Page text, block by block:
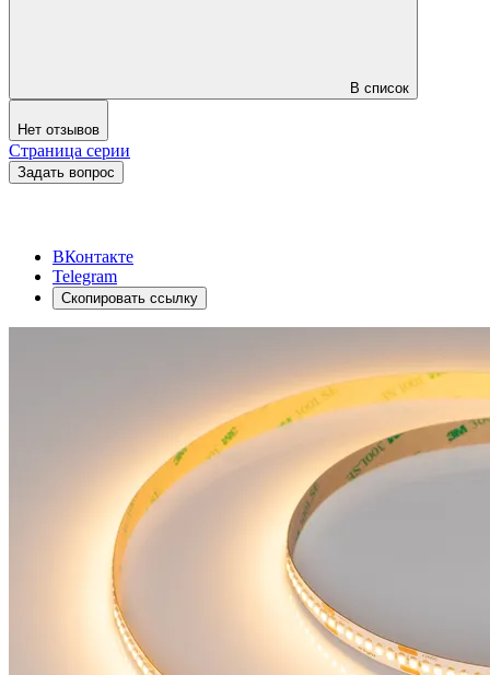
В список
Нет отзывов
Страница серии
Задать вопрос
ВКонтакте
Telegram
Скопировать ссылку